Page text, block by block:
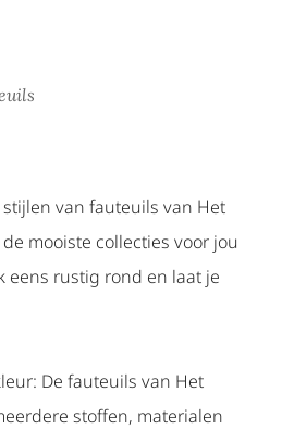
van fauteuils van Het
mooiste collecties voor jou
eens rustig rond en laat je
De fauteuils van Het
stoffen, materialen